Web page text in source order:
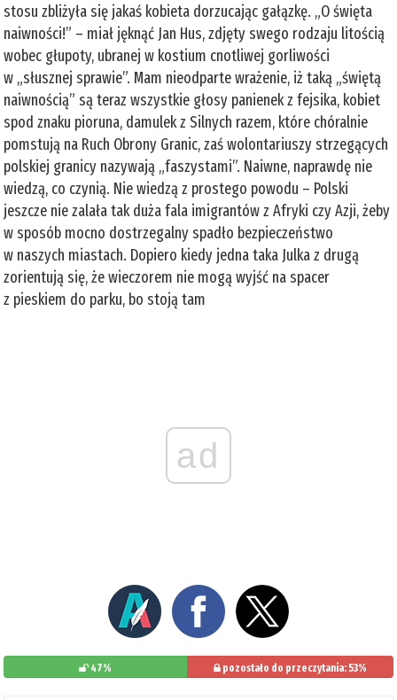
stosu zbliżyła się jakaś kobieta dorzucając gałązkę. „O święta
naiwności!” – miał jęknąć Jan Hus, zdjęty swego rodzaju litością
wobec głupoty, ubranej w kostium cnotliwej gorliwości
w „słusznej sprawie”. Mam nieodparte wrażenie, iż taką „świętą
naiwnością” są teraz wszystkie głosy panienek z fejsika, kobiet
spod znaku pioruna, damulek z Silnych razem, które chóralnie
pomstują na Ruch Obrony Granic, zaś wolontariuszy strzegących
polskiej granicy nazywają „faszystami”. Naiwne, naprawdę nie
wiedzą, co czynią. Nie wiedzą z prostego powodu – Polski
jeszcze nie zalała tak duża fala imigrantów z Afryki czy Azji, żeby
w sposób mocno dostrzegalny spadło bezpieczeństwo
w naszych miastach. Dopiero kiedy jedna taka Julka z drugą
zorientują się, że wieczorem nie mogą wyjść na spacer
z pieskiem do parku, bo stoją tam
ad
47% pozostało do przeczytania: 53%